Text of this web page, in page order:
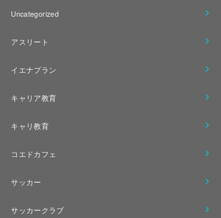
Uncategorized
アスリート
イエナプラン
キャリア教育
キャリ教育
コエドカフェ
サッカー
サッカークラブ